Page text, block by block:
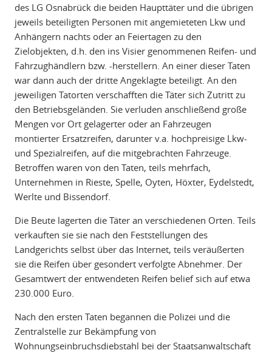
des LG Osnabrück die beiden Haupttäter und die übrigen
jeweils beteiligten Personen mit angemieteten Lkw und
Anhängern nachts oder an Feiertagen zu den
Zielobjekten, d.h. den ins Visier genommenen Reifen- und
Fahrzughändlern bzw. -herstellern. An einer dieser Taten
war dann auch der dritte Angeklagte beteiligt. An den
jeweiligen Tatorten verschafften die Täter sich Zutritt zu
den Betriebsgeländen. Sie verluden anschließend große
Mengen vor Ort gelagerter oder an Fahrzeugen
montierter Ersatzreifen, darunter v.a. hochpreisige Lkw-
und Spezialreifen, auf die mitgebrachten Fahrzeuge.
Betroffen waren von den Taten, teils mehrfach,
Unternehmen in Rieste, Spelle, Oyten, Höxter, Eydelstedt,
Werlte und Bissendorf.
Die Beute lagerten die Täter an verschiedenen Orten. Teils
verkauften sie sie nach den Feststellungen des
Landgerichts selbst über das Internet, teils veräußerten
sie die Reifen über gesondert verfolgte Abnehmer. Der
Gesamtwert der entwendeten Reifen belief sich auf etwa
230.000 Euro.
Nach den ersten Taten begannen die Polizei und die
Zentralstelle zur Bekämpfung von
Wohnungseinbruchsdiebstahl bei der Staatsanwaltschaft